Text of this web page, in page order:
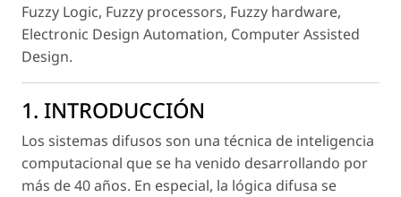
Fuzzy Logic, Fuzzy processors, Fuzzy hardware,
Electronic Design Automation, Computer Assisted
Design.
1. INTRODUCCIÓN
Los sistemas difusos son una técnica de inteligencia
computacional que se ha venido desarrollando por
más de 40 años. En especial, la lógica difusa se